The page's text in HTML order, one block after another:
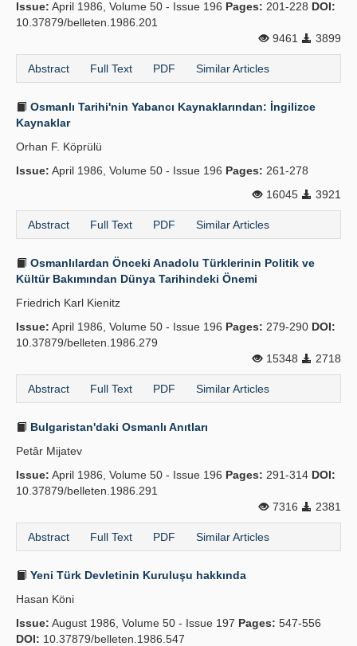
Issue: April 1986, Volume 50 - Issue 196 Pages: 201-228 DOI:
10.37879/belleten.1986.201
9461
3899
Abstract Full Text PDF Similar Articles
Osmanlı Tarihi'nin Yabancı Kaynaklarından: İngilizce
Kaynaklar
Orhan F. Köprülü
Issue: April 1986, Volume 50 - Issue 196 Pages: 261-278
16045
3921
Abstract Full Text PDF Similar Articles
Osmanlılardan Önceki Anadolu Türklerinin Politik ve
Kültür Bakımından Dünya Tarihindeki Önemi
Friedrich Karl Kienitz
Issue: April 1986, Volume 50 - Issue 196 Pages: 279-290 DOI:
10.37879/belleten.1986.279
15348
2718
Abstract Full Text PDF Similar Articles
Bulgaristan'daki Osmanlı Anıtları
Petâr Mijatev
Issue: April 1986, Volume 50 - Issue 196 Pages: 291-314 DOI:
10.37879/belleten.1986.291
7316
2381
Abstract Full Text PDF Similar Articles
Yeni Türk Devletinin Kuruluşu hakkında
Hasan Köni
Issue: August 1986, Volume 50 - Issue 197 Pages: 547-556
DOI: 10.37879/belleten.1986.547